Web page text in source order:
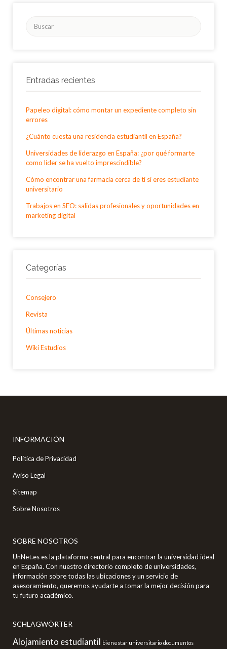
Entradas recientes
Papeleo digital: cómo montar un expediente completo sin
errores
¿Cuánto cuesta una residencia estudiantil en España?
Universidades de liderazgo en España: ¿por qué formarte
como líder se ha vuelto imprescindible?
Cómo encontrar una farmacia cerca de ti si eres estudiante
universitario
Trabajos en SEO: salidas profesionales y oportunidades en
marketing digital
Categorías
Consejero
Revista
Últimas noticias
Wiki Estudios
INFORMACIÓN
Política de Privacidad
Aviso Legal
Sitemap
Sobre Nosotros
SOBRE NOSOTROS
UnNet.es es la plataforma central para encontrar la universidad ideal
en España. Con nuestro directorio completo de universidades,
información sobre todas las ubicaciones y un servicio de
asesoramiento, queremos ayudarte a tomar la mejor decisión para
tu futuro académico.
SCHLAGWÖRTER
Alojamiento estudiantil bienestar universitario documentos